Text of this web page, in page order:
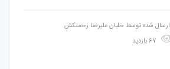
ارسال شده توسط خلبان علیرضا زحمتکش